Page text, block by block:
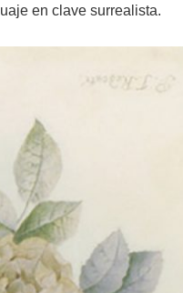
en clave surrealista.